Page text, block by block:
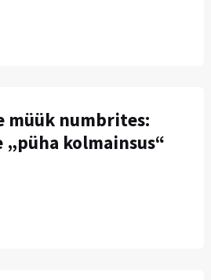
müük numbrites:
„püha kolmainsus“